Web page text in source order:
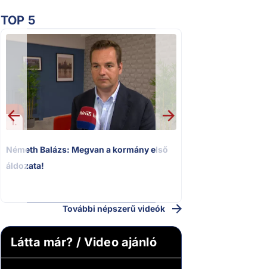
TOP 5
1.
Németh Balázs: Megvan a kormány első
áldozata!
További népszerű videók
Látta már? / Video ajánló